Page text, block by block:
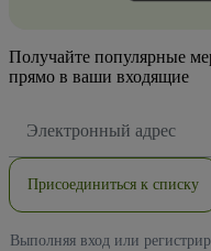
Получайте популярные
прямо в ваши входящие
электронной
Присоединиться к списку
Выполняя вход или